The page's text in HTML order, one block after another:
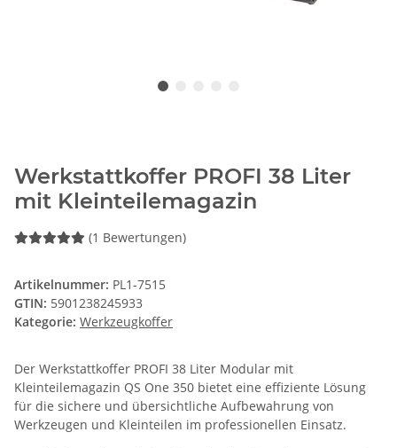
Werkstattkoffer PROFI 38 Liter
mit Kleinteilemagazin
(1 Bewertungen)
Artikelnummer: PL1-7515
GTIN: 5901238245933
Kategorie: Werkzeugkoffer
Der Werkstattkoffer PROFI 38 Liter Modular mit
Kleinteilemagazin QS One 350 bietet eine effiziente Lösung
für die sichere und übersichtliche Aufbewahrung von
Werkzeugen und Kleinteilen im professionellen Einsatz.